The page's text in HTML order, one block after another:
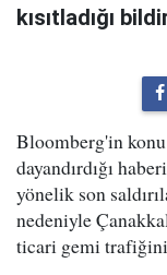
kısıtladığı
Bloomberg'in
dayandırdığı
yönelik son
nedeniyle
ticari gemi trafiğini